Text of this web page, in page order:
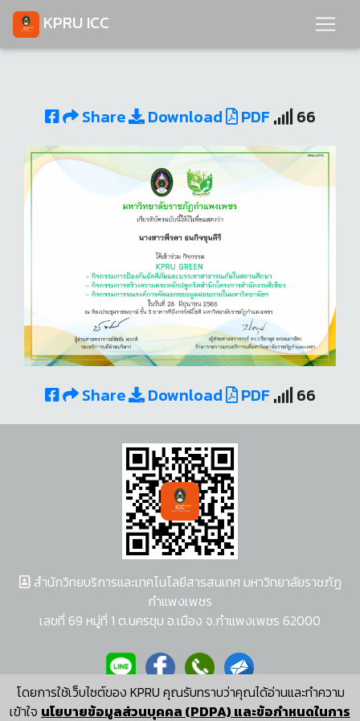
KPRU ICC
Share Download PDF 66
Share Download PDF 66
โดยการใช้เว็บไซต์ของ KPRU คุณรับทราบว่าคุณได้อ่านและทำความ
เข้าใจ นโยบายข้อมูลส่วนบุคคล (PDPA) และข้อกำหนดในการ
สำนักวิทยบริการและเทคโนโลยีสารสนเทศ มหาวิทยาลัยราชภัฏ
กำแพงเพชร
เลขที่ 69 หมู่ที่ 1 ต.นครชุม อ.เมือง จ.กำแพงเพชร 62000
ผู้พัฒนาระบบ อนุชา พวงผกา